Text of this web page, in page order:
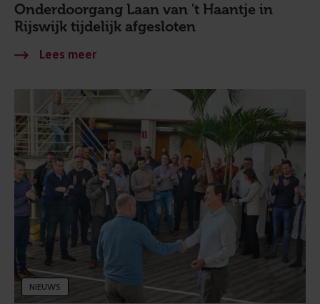
Onderdoorgang Laan van 't Haantje in
Rijswijk tijdelijk afgesloten
NIEUWS